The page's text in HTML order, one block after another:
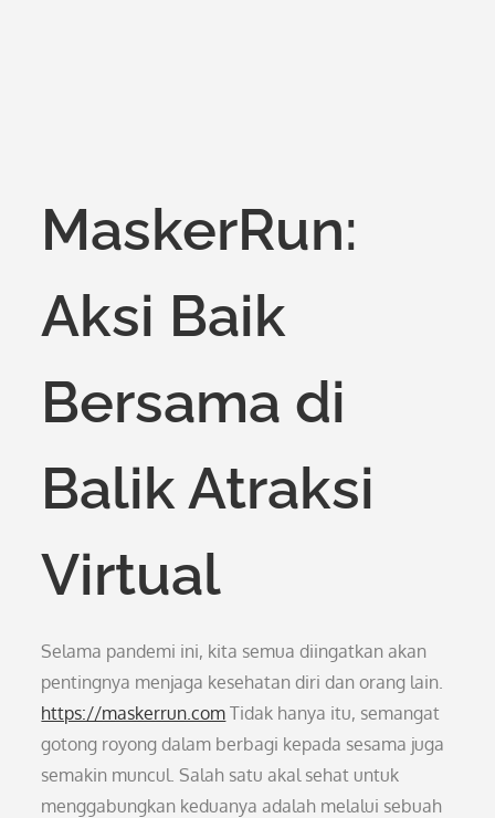
MaskerRun:
Aksi Baik
Bersama di
Balik Atraksi
Virtual
Selama pandemi ini, kita semua diingatkan akan
pentingnya menjaga kesehatan diri dan orang lain.
https://maskerrun.com Tidak hanya itu, semangat
gotong royong dalam berbagi kepada sesama juga
semakin muncul. Salah satu akal sehat untuk
menggabungkan keduanya adalah melalui sebuah